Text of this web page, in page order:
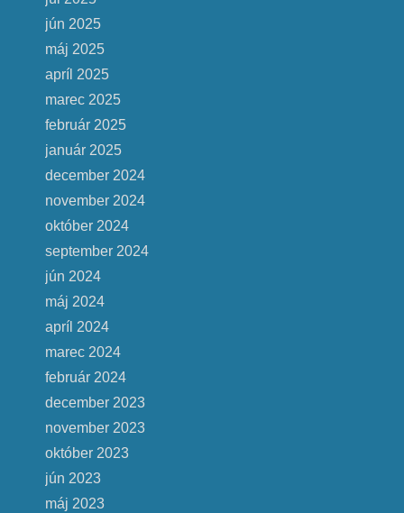
jún 2025
máj 2025
apríl 2025
marec 2025
február 2025
január 2025
december 2024
november 2024
október 2024
september 2024
jún 2024
máj 2024
apríl 2024
marec 2024
február 2024
december 2023
november 2023
október 2023
jún 2023
máj 2023